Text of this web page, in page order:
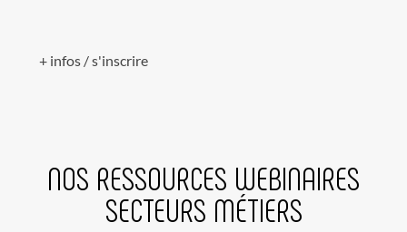
+ infos / s'inscrire
NOS RESSOURCES WEBINAIRES
SECTEURS MÉTIERS